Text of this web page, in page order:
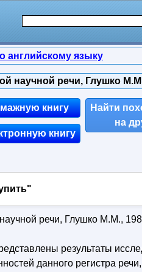
английскому языку
научной речи, Глушко
книгу
книгу
Найти
на
речи, Глушко М.М.,
результаты
данного регистра